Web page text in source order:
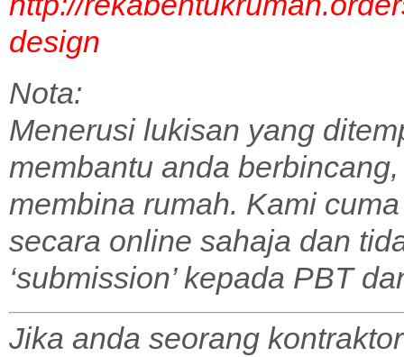
design
Nota:
Menerusi lukisan yang
membantu anda
membina rumah. Kami
secara online sahaja dan
‘submission’ kepada PBT
Jika anda seorang